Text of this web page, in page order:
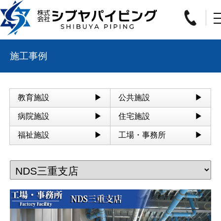
施工事例
教育施設 公共施設
病院施設 住宅施設
福祉施設 工場・事務所